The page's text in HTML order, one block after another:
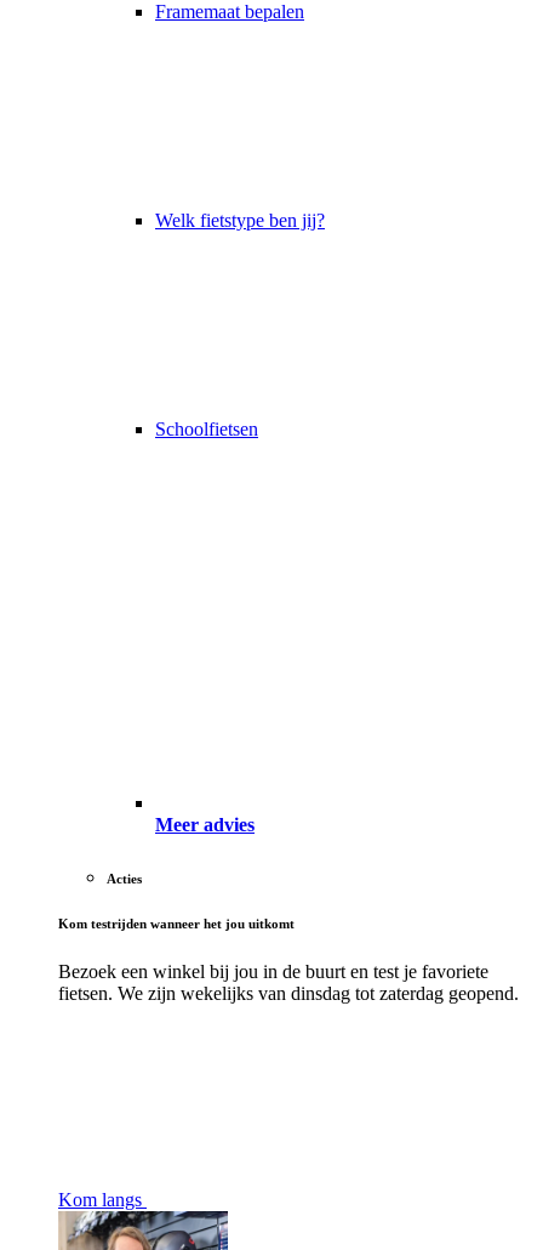
Framemaat bepalen
Welk fietstype ben jij?
Schoolfietsen
Meer advies
Acties
Kom testrijden wanneer het jou uitkomt
Bezoek een winkel bij jou in de buurt en test je favoriete
fietsen. We zijn wekelijks van dinsdag tot zaterdag geopend.
Kom langs